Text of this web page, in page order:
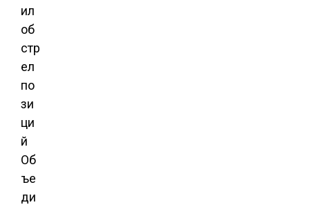
ил
об
стр
ел
по
зи
ци
й
Об
ъе
ди